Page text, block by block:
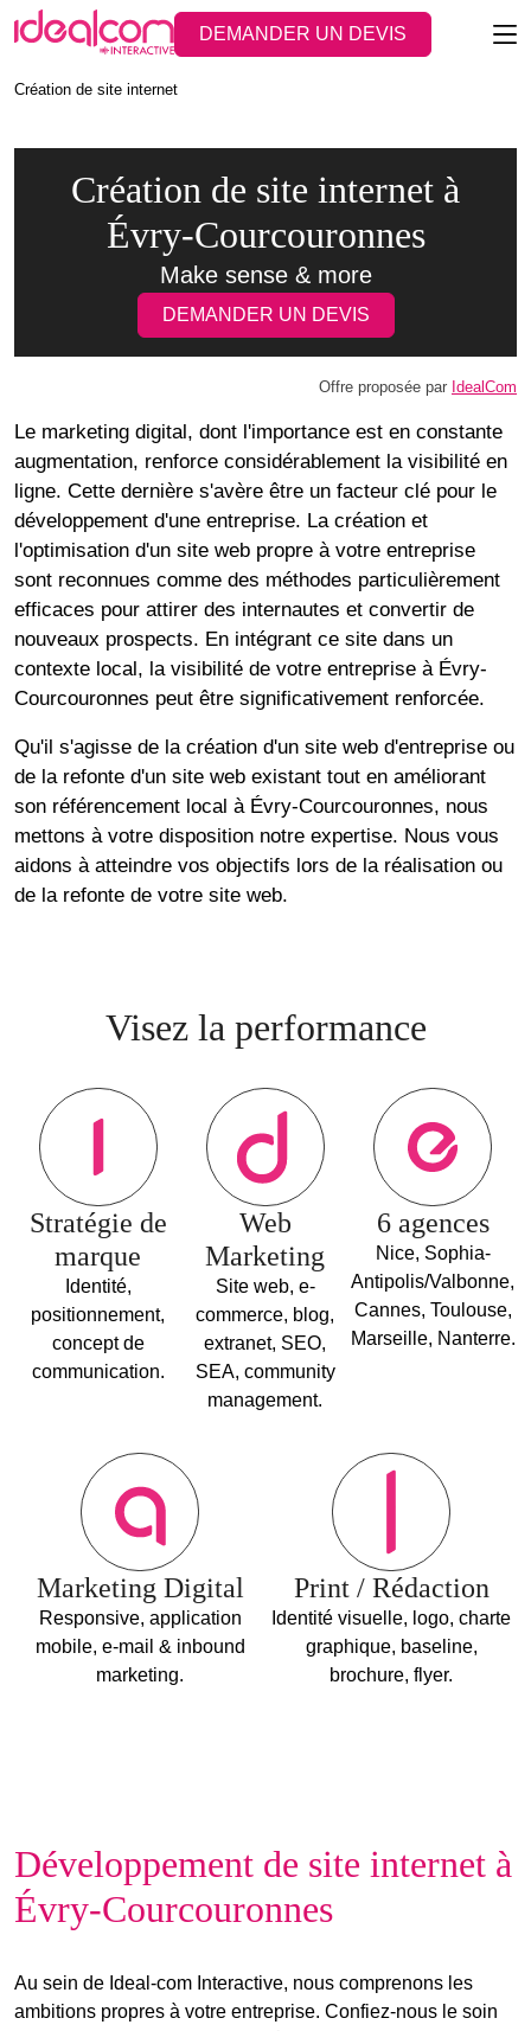
DEMANDER UN DEVIS
Création de site internet
Création de site internet à
Évry-Courcouronnes
Make sense & more
DEMANDER UN DEVIS
Offre proposée par IdealCom
Le marketing digital, dont l'importance est en constante
augmentation, renforce considérablement la visibilité en
ligne. Cette dernière s'avère être un facteur clé pour le
développement d'une entreprise. La création et
l'optimisation d'un site web propre à votre entreprise
sont reconnues comme des méthodes particulièrement
efficaces pour attirer des internautes et convertir de
nouveaux prospects. En intégrant ce site dans un
contexte local, la visibilité de votre entreprise à Évry-
Courcouronnes peut être significativement renforcée.
Qu'il s'agisse de la création d'un site web d'entreprise ou
de la refonte d'un site web existant tout en améliorant
son référencement local à Évry-Courcouronnes, nous
mettons à votre disposition notre expertise. Nous vous
aidons à atteindre vos objectifs lors de la réalisation ou
de la refonte de votre site web.
Visez la performance
Stratégie de
marque
Identité,
positionnement,
concept de
communication.
Web
Marketing
Site web, e-
commerce, blog,
extranet, SEO,
SEA, community
management.
6 agences
Nice, Sophia-
Antipolis/Valbonne,
Cannes, Toulouse,
Marseille, Nanterre.
Marketing Digital
Responsive, application
mobile, e-mail & inbound
marketing.
Print / Rédaction
Identité visuelle, logo, charte
graphique, baseline,
brochure, flyer.
Développement de site internet à
Évry-Courcouronnes
Au sein de Ideal-com Interactive, nous comprenons les
ambitions propres à votre entreprise. Confiez-nous le soin